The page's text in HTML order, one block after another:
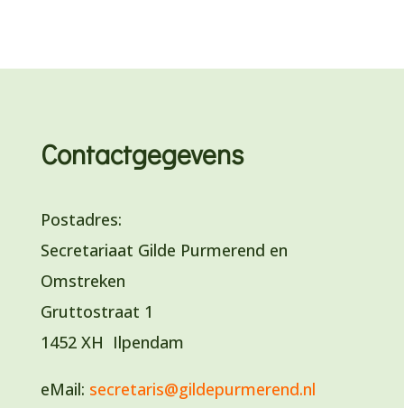
Contactgegevens
Postadres:
Secretariaat Gilde Purmerend en
Omstreken
Gruttostraat 1
1452 XH Ilpendam
eMail: secretaris@gildepurmerend.nl